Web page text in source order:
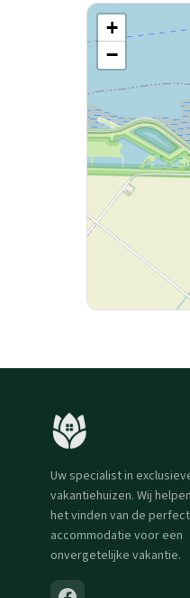
+
−
Uw specialist in
vakantiehuizen. Wij
het vinden van de
accommodatie voor een
onvergetelijke vakantie.